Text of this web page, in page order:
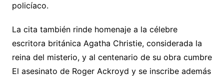
policíaco.
La cita también rinde homenaje a la célebre
escritora británica Agatha Christie, considerada la
reina del misterio, y al centenario de su obra cumbre
El asesinato de Roger Ackroyd y se inscribe además